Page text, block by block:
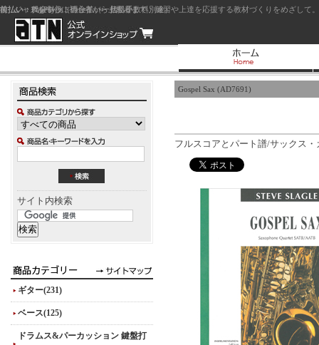
ジャズを中心に初心者から上級者まで、練習や上達を応援する教材づくりをめざし
サイト内検索
ギター(231)
ベース(125)
ドラムス&パーカッション 鍵盤打
Gospel Sax (AD7691)
フルスコアとパート譜/サックス
前払い：クレジットカード（一括払い）
後払い：代金引換（現金払い・代引手数料別途）
前払い：PayPay